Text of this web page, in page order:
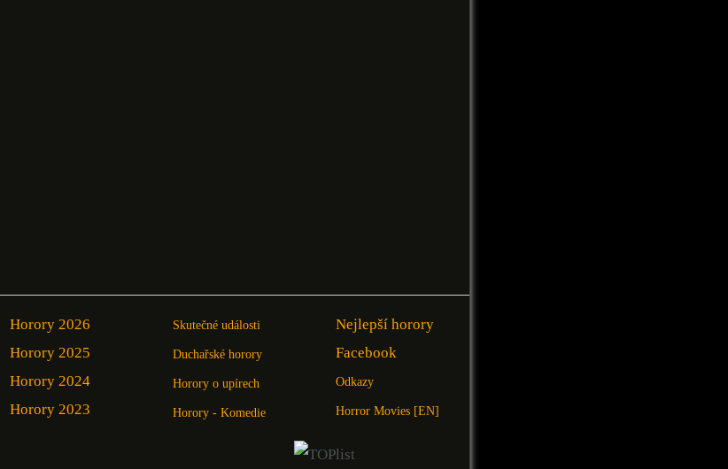
Horory 2026
Horory 2025
Horory 2024
Horory 2023
Skutečné události
Duchařské horory
Horory o upírech
Horory - Komedie
Nejlepší horory
Facebook
Odkazy
Horror Movies [EN]